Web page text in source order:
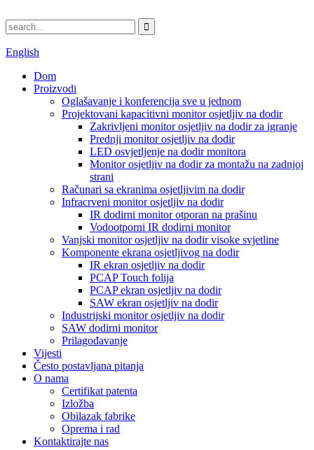
English
Dom
Proizvodi
Oglašavanje i konferencija sve u jednom
Projektovani kapacitivni monitor osjetljiv na dodir
Zakrivljeni monitor osjetljiv na dodir za igranje
Prednji monitor osjetljiv na dodir
LED osvjetljenje na dodir monitora
Monitor osjetljiv na dodir za montažu na zadnjoj
strani
Računari sa ekranima osjetljivim na dodir
Infracrveni monitor osjetljiv na dodir
IR dodirni monitor otporan na prašinu
Vodootporni IR dodirni monitor
Vanjski monitor osjetljiv na dodir visoke svjetline
Komponente ekrana osjetljivog na dodir
IR ekran osjetljiv na dodir
PCAP Touch folija
PCAP ekran osjetljiv na dodir
SAW ekran osjetljiv na dodir
Industrijski monitor osjetljiv na dodir
SAW dodirni monitor
Prilagođavanje
Vijesti
Često postavljana pitanja
O nama
Certifikat patenta
Izložba
Obilazak fabrike
Oprema i rad
Kontaktirajte nas